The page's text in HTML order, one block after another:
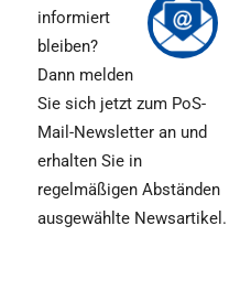
informiert
bleiben?
Dann melden
Sie sich jetzt zum PoS-
Mail-Newsletter an und
erhalten Sie in
regelmäßigen Abständen
ausgewählte Newsartikel.